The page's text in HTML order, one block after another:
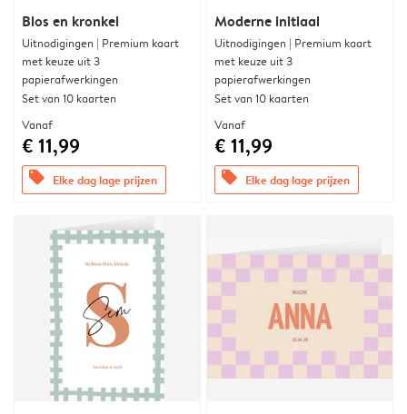
Blos en kronkel
Uitnodigingen | Premium kaart
met keuze uit 3
papierafwerkingen
Set van 10 kaarten
Vanaf
€ 11,99
offers Elke dag lage prijzen
Moderne initiaal
Uitnodigingen | Premium kaart
met keuze uit 3
papierafwerkingen
Set van 10 kaarten
Vanaf
€ 11,99
offers Elke dag lage prijzen